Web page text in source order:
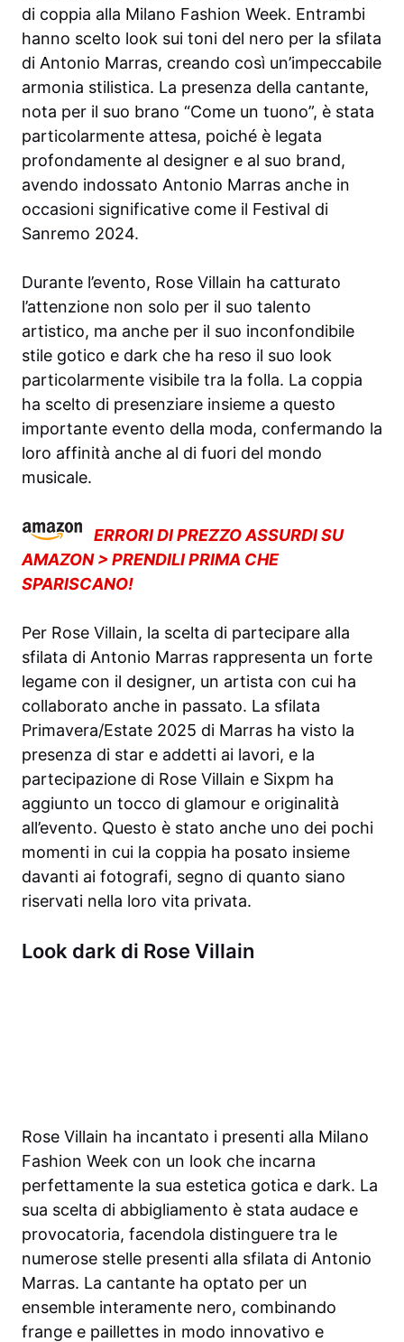
di coppia alla Milano Fashion Week. Entrambi
hanno scelto look sui toni del nero per la sfilata
di Antonio Marras, creando così un’impeccabile
armonia stilistica. La presenza della cantante,
nota per il suo brano “Come un tuono”, è stata
particolarmente attesa, poiché è legata
profondamente al designer e al suo brand,
avendo indossato Antonio Marras anche in
occasioni significative come il Festival di
Sanremo 2024.
Durante l’evento, Rose Villain ha catturato
l’attenzione non solo per il suo talento
artistico, ma anche per il suo inconfondibile
stile gotico e dark che ha reso il suo look
particolarmente visibile tra la folla. La coppia
ha scelto di presenziare insieme a questo
importante evento della moda, confermando la
loro affinità anche al di fuori del mondo
musicale.
ERRORI DI PREZZO ASSURDI SU
AMAZON > PRENDILI PRIMA CHE
SPARISCANO!
Per Rose Villain, la scelta di partecipare alla
sfilata di Antonio Marras rappresenta un forte
legame con il designer, un artista con cui ha
collaborato anche in passato. La sfilata
Primavera/Estate 2025 di Marras ha visto la
presenza di star e addetti ai lavori, e la
partecipazione di Rose Villain e Sixpm ha
aggiunto un tocco di glamour e originalità
all’evento. Questo è stato anche uno dei pochi
momenti in cui la coppia ha posato insieme
davanti ai fotografi, segno di quanto siano
riservati nella loro vita privata.
Look dark di Rose Villain
Rose Villain ha incantato i presenti alla Milano
Fashion Week con un look che incarna
perfettamente la sua estetica gotica e dark. La
sua scelta di abbigliamento è stata audace e
provocatoria, facendola distinguere tra le
numerose stelle presenti alla sfilata di Antonio
Marras. La cantante ha optato per un
ensemble interamente nero, combinando
frange e paillettes in modo innovativo e